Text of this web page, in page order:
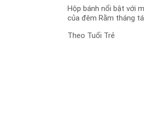
Hộp bánh nổi bật với
của đêm Rằm tháng
Theo Tuổi Trẻ